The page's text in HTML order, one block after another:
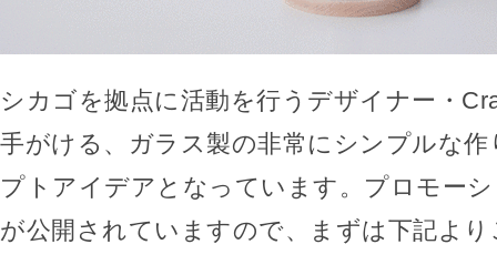
シカゴを拠点に活動を行うデザイナー・
手がける、ガラス製の非常にシンプルな
プトアイデアとなっています。プロモー
が公開されていますので、まずは下記よ